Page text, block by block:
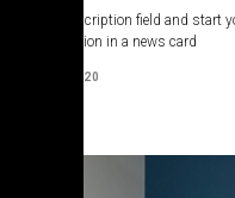
Fill in description field and start
specification in a news card
13.07.2020